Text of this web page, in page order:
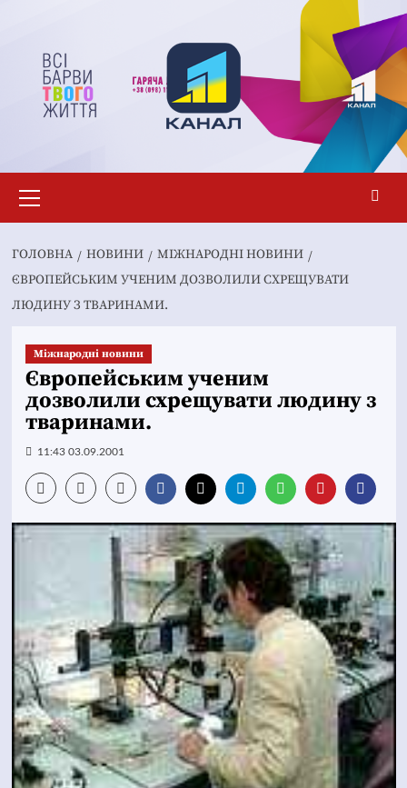
вмісту
меню
ГОЛОВНА НОВИНИ
МІЖНАРОДНІ НОВИНИ
ЄВРОПЕЙСЬКИМ УЧЕНИМ ДОЗВОЛИЛИ СХРЕЩУВАТИ
ЛЮДИНУ З ТВАРИНАМИ.
Міжнародні новини
Європейським ученим
дозволили схрещувати людину з
тваринами.
11:43 03.09.2001